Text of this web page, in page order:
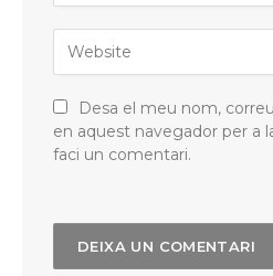
Desa el meu nom,
en aquest navegador per a
faci un comentari.